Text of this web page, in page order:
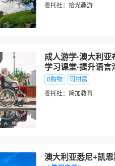
委托社： 拾光趣游
成人游学·澳大利
学习课堂·提升语言
0购物
可拼房
委托社： 简加教育
澳大利亚悉尼+凯